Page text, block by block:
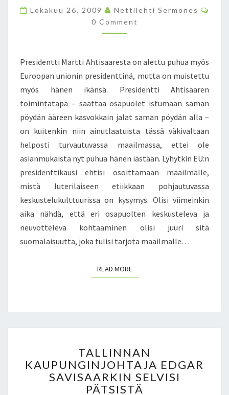
K
I
N
U
S
V
O
I
S
M
E
K
T
Ä
E
O
S
U
U
T
T
Lokakuu 26, 2009 Nettilehti Sermones
0 Comment
Presidentti Martti Ahtisaaresta on alettu puhua myös
Euroopan unionin presidenttinä, mutta on muistettu
myös hänen ikänsä. Presidentti Ahtisaaren
toimintatapa – saattaa osapuolet istumaan saman
pöydän ääreen kasvokkain jalat saman pöydän alla –
on kuitenkin niin ainutlaatuista tässä väkivaltaan
helposti turvautuvassa maailmassa, ettei ole
asianmukaista nyt puhua hänen iästään. Lyhytkin EU:n
presidenttikausi ehtisi osoittamaan maailmalle,
mistä luterilaiseen etiikkaan pohjautuvassa
keskustelukulttuurissa on kysymys. Olisi viimeinkin
aika nähdä, että eri osapuolten keskusteleva ja
neuvotteleva kohtaaminen olisi juuri sitä
suomalaisuutta, joka tulisi tarjota maailmalle…
READ MOREREAD MORE
A
L
L
I
TALLINNAN
KAUPUNGINJOHTAJA EDGAR
SAVISAARKIN SELVISI
PÄTSISTÄ